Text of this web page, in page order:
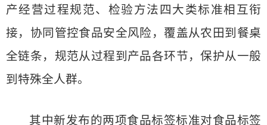
产经营过程规范、检验方法四大类标准相互衔
接，协同管控食品安全风险，覆盖从农田到餐桌
全链条，规范从过程到产品各环节，保护从一般
到特殊全人群。
其中新发布的两项食品标签标准对食品标签